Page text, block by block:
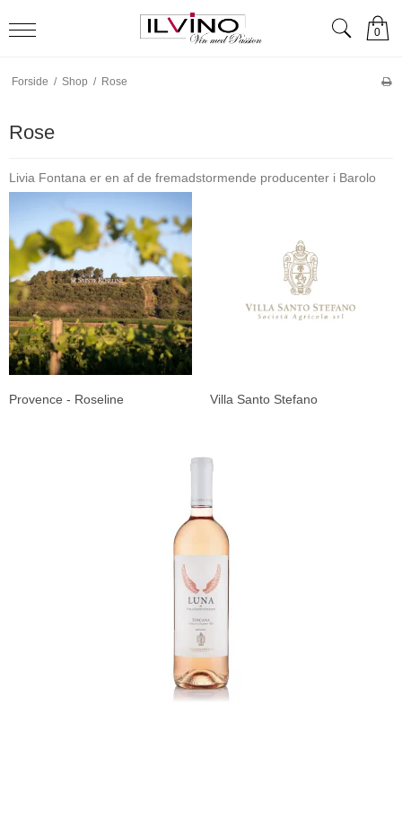
0
Forside / Shop / Rose
Rose
Livia Fontana er en af de fremadstormende producenter i Barolo
Provence - Roseline Villa Santo Stefano